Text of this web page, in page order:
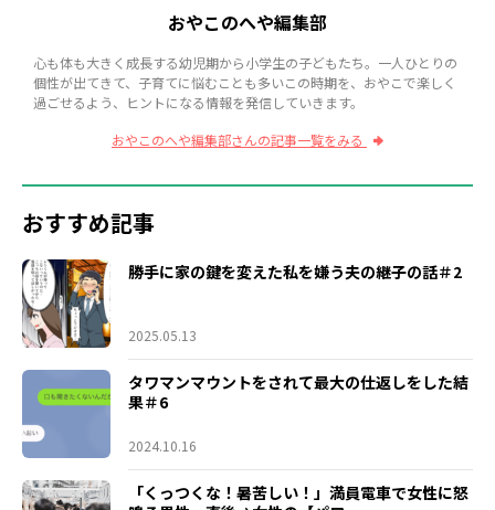
おやこのへや編集部
心も体も大きく成長する幼児期から小学生の子どもたち。一人ひとりの
個性が出てきて、子育てに悩むことも多いこの時期を、おやこで楽しく
過ごせるよう、ヒントになる情報を発信していきます。
おやこのへや編集部さんの記事一覧をみる
おすすめ記事
勝手に家の鍵を変えた私を嫌う夫の継子の話＃2
2025.05.13
タワマンマウントをされて最大の仕返しをした結
果＃6
2024.10.16
「くっつくな！暑苦しい！」満員電車で女性に怒